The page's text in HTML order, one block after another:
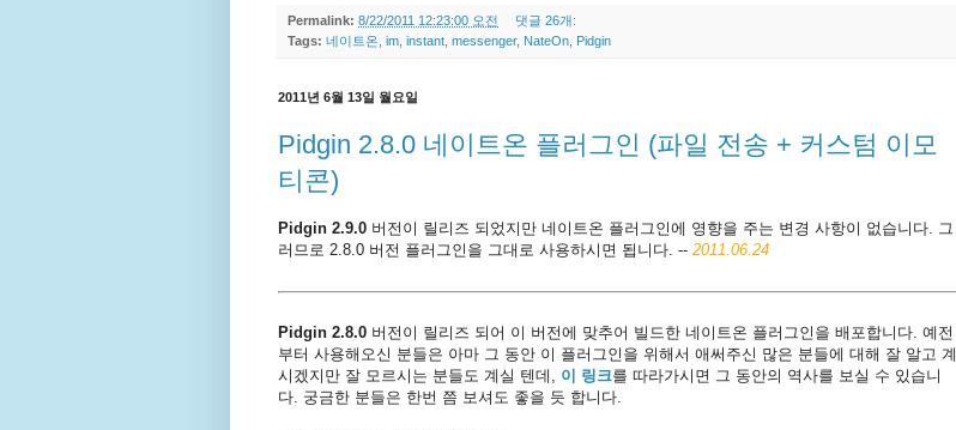
Permalink: 8/22/2011 12:23:00 오전
댓글 26개:
Tags: 네이트온, im, instant, messenger, NateOn, Pidgin
2011년 6월 13일 월요일
Pidgin 2.8.0 네이트온 플러그인 (파일 전송 + 커스텀 이모
티콘)
Pidgin 2.9.0 버전이 릴리즈 되었지만 네이트온 플러그인에 영향을 주는 변경 사항이 없습니다. 그
러므로 2.8.0 버전 플러그인을 그대로 사용하시면 됩니다. -- 2011.06.24
Pidgin 2.8.0 버전이 릴리즈 되어 이 버전에 맞추어 빌드한 네이트온 플러그인을 배포합니다. 예전
부터 사용해오신 분들은 아마 그 동안 이 플러그인을 위해서 애써주신 많은 분들에 대해 잘 알고 계
시겠지만 잘 모르시는 분들도 계실 텐데, 이 링크를 따라가시면 그 동안의 역사를 보실 수 있습니
다. 궁금한 분들은 한번 쯤 보셔도 좋을 듯 합니다.